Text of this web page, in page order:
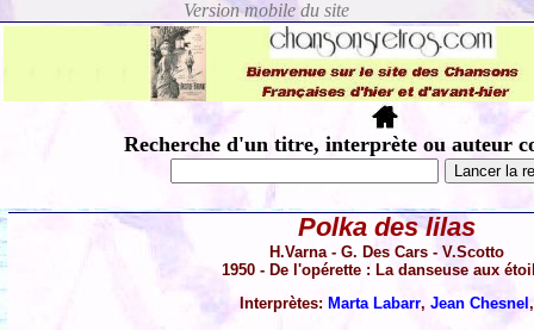
Recherche d'un titre, interprète ou auteur
Polka des lilas
H.Varna - G. Des Cars - V.Scotto
1950 - De l'opérette : La danseuse aux
Interprètes: Marta Labarr,Jean Chesnel,